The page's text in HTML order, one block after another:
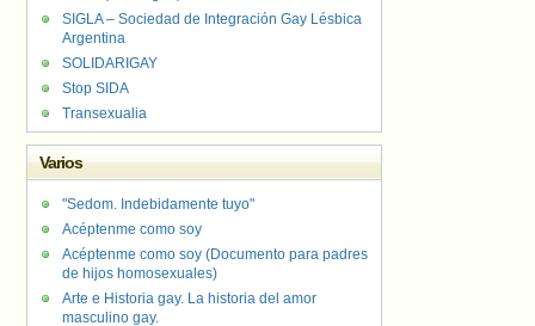
SIGLA – Sociedad de Integración Gay Lésbica
Argentina
SOLIDARIGAY
Stop SIDA
Transexualia
Varios
"Sedom. Indebidamente tuyo"
Acéptenme como soy
Acéptenme como soy (Documento para padres
de hijos homosexuales)
Arte e Historia gay. La historia del amor
masculino gay.